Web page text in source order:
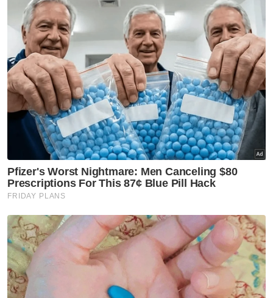
Muafakat parti Melayu bukan
sekadar strategi pembahagian
kerusi - Annuar Musa
Politik
Kesatuan Pondok-pondok
Kelantan tidak mewakili
pendirian semua institusi
pondok di negeri ini
Politik
Dewan Ulama Pas pertahan
Abdul Hadi dakwaan DAP mahu
hapuskan Islam, Melayu
Politik
campur tangan - Tun Faisal